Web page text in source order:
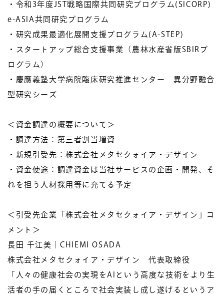
・令和3年度JST戦略国際共同研究プログラム(SICORP)
e-ASIA共同研究プログラム
・研究成果最適化展開支援プログラム(A-STEP)
・スタートアップ総合支援事業（農林水産省版SBIRプ
ログラム）
・慶應義塾大学病院臨床研究推進センター 異分野融合
型研究シーズ
＜資金調達の概要について＞
・調達方法：第三者割当増資
・新規引受先：株式会社メタセクォイア・デザイン
・資金使途：調達資金は当社サービスの企画・開発、そ
れを担う人材採用等に充てる予定
＜引受先企業「株式会社メタセクォイア・デザイン」コ
メント＞
長田 千江美｜CHIEMI OSADA
株式会社メタセクォイア・デザイン 代表取締役
「人々の健康社会の実現をAIという高度な技術をより生
活者の手の届くところで社会実装し成し遂げるというア